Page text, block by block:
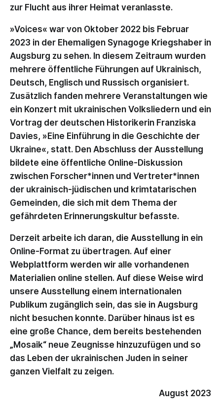
zur Flucht aus ihrer Heimat veranlasste.
»Voices« war von Oktober 2022 bis Februar
2023 in der Ehemaligen Synagoge Kriegshaber in
Augsburg zu sehen. In diesem Zeitraum wurden
mehrere öffentliche Führungen auf Ukrainisch,
Deutsch, Englisch und Russisch organisiert.
Zusätzlich fanden mehrere Veranstaltungen wie
ein Konzert mit ukrainischen Volksliedern und ein
Vortrag der deutschen Historikerin Franziska
Davies, »Eine Einführung in die Geschichte der
Ukraine«, statt. Den Abschluss der Ausstellung
bildete eine öffentliche Online-Diskussion
zwischen Forscher*innen und Vertreter*innen
der ukrainisch-jüdischen und krimtatarischen
Gemeinden, die sich mit dem Thema der
gefährdeten Erinnerungskultur befasste.
Derzeit arbeite ich daran, die Ausstellung in ein
Online-Format zu übertragen. Auf einer
Webplattform werden wir alle vorhandenen
Materialien online stellen. Auf diese Weise wird
unsere Ausstellung einem internationalen
Publikum zugänglich sein, das sie in Augsburg
nicht besuchen konnte. Darüber hinaus ist es
eine große Chance, dem bereits bestehenden
„Mosaik“ neue Zeugnisse hinzuzufügen und so
das Leben der ukrainischen Juden in seiner
ganzen Vielfalt zu zeigen.
August 2023